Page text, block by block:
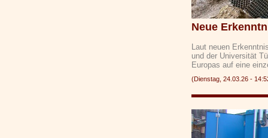
Neue
Laut neuen
und der Universität
Europas auf eine
(Dienstag, 24.03.26 -